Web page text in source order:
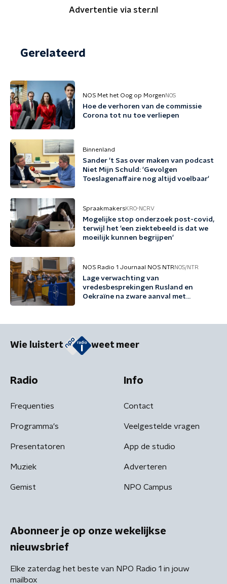
Advertentie via ster.nl
Gerelateerd
NOS Met het Oog op Morgen NOS
Hoe de verhoren van de commissie
Corona tot nu toe verliepen
Binnenland
Sander 't Sas over maken van podcast
Niet Mijn Schuld: 'Gevolgen
Toeslagenaffaire nog altijd voelbaar'
SpraakmakersKRO-NCRV
Mogelijke stop onderzoek post-covid,
terwijl het 'een ziektebeeld is dat we
moeilijk kunnen begrijpen'
NOS Radio 1 Journaal NOS NTR NOS/NTR
Lage verwachting van
vredesbesprekingen Rusland en
Oekraïne na zware aanval met
Wie luistert weet meer
Radio
Frequenties
Programma's
Presentatoren
Muziek
Gemist
Info
Contact
Veelgestelde vragen
App de studio
Adverteren
NPO Campus
Abonneer je op onze wekelijkse
nieuwsbrief
Elke zaterdag het beste van NPO Radio 1 in jouw
mailbox